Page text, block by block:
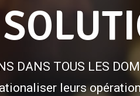
DANS TOUS LES
leurs